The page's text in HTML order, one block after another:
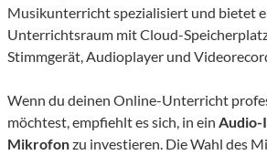
Musikunterricht spezialisiert und bietet
Unterrichtsraum mit Cloud-
Stimmgerät, Audioplayer und
Wenn du deinen Online-Unterricht
möchtest, empfiehlt es sich, in ein
Mikrofonzu investieren. Die Wahl des